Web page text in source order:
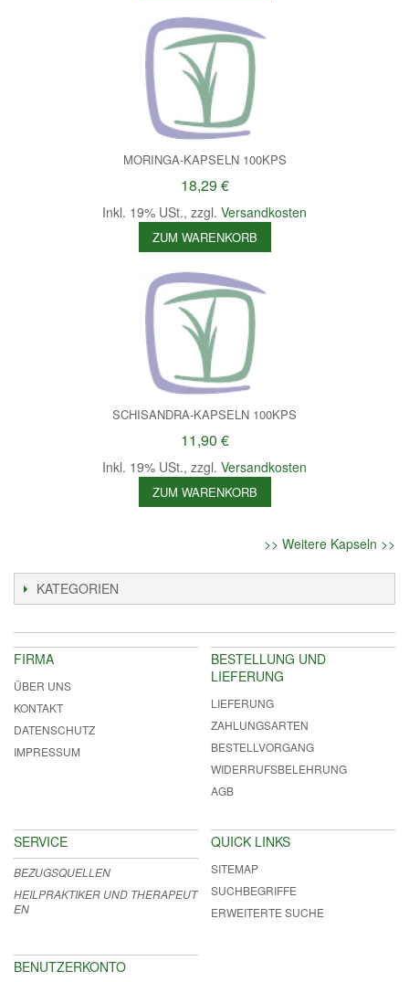
MORINGA-KAPSELN 100KPS
18,29 €
Inkl. 19% USt., zzgl. Versandkosten
ZUM WARENKORB
SCHISANDRA-KAPSELN 100KPS
11,90 €
Inkl. 19% USt., zzgl. Versandkosten
ZUM WARENKORB
>> Weitere Kapseln >>
KATEGORIEN
FIRMA
ÜBER UNS
KONTAKT
DATENSCHUTZ
IMPRESSUM
BESTELLUNG UND
LIEFERUNG
LIEFERUNG
ZAHLUNGSARTEN
BESTELLVORGANG
WIDERRUFSBELEHRUNG
AGB
SERVICE
BEZUGSQUELLEN
HEILPRAKTIKER UND THERAPEUT
EN
QUICK LINKS
SITEMAP
SUCHBEGRIFFE
ERWEITERTE SUCHE
BENUTZERKONTO